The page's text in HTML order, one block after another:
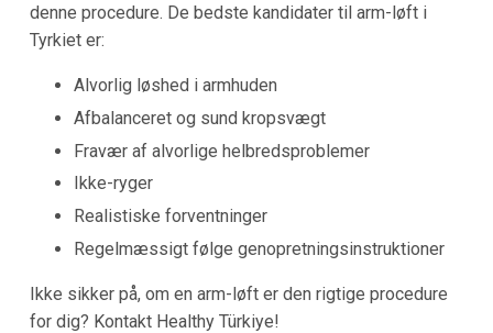
denne procedure. De bedste kandidater til arm-løft i
Tyrkiet er:
Alvorlig løshed i armhuden
Afbalanceret og sund kropsvægt
Fravær af alvorlige helbredsproblemer
Ikke-ryger
Realistiske forventninger
Regelmæssigt følge genopretningsinstruktioner
Ikke sikker på, om en arm-løft er den rigtige procedure
for dig? Kontakt Healthy Türkiye!